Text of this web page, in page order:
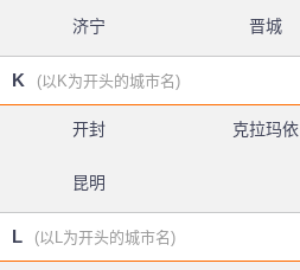
济宁 晋城
K (以K为开头的城市名)
开封 克拉玛依
昆明
L (以L为开头的城市名)